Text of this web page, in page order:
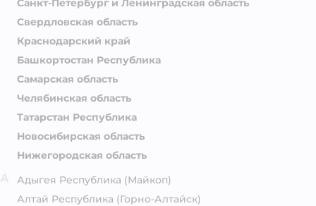
Санкт-Петербург и Ленинградская область
Свердловская область
Краснодарский край
Башкортостан Республика
Самарская область
Челябинская область
Татарстан Республика
Новосибирская область
Нижегородская область
Адыгея Республика (Майкоп)
Алтай Республика (Горно-Алтайск)